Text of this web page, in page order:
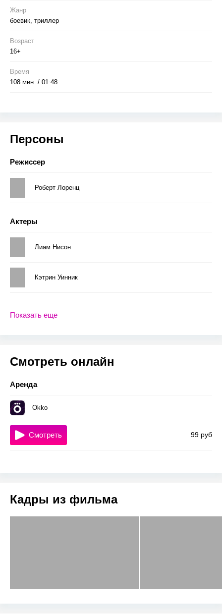
Жанр
боевик, триллер
Возраст
16+
Время
108 мин. / 01:48
Персоны
Режиссер
Роберт Лоренц
Актеры
Лиам Нисон
Кэтрин Уинник
Показать еще
Смотреть онлайн
Аренда
Okko
99 руб
Смотреть
Кадры из фильма